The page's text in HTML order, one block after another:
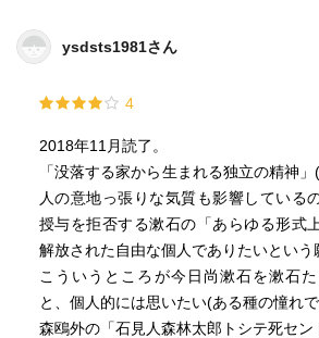
ysdsts1981さん
4
2018年11月読了。
「没落する家から生まれる独立の精神
人の意地っ張りな気質も影響している
授与を拒否する漱石の「あらゆる形式
解放された自由な個人でありたいという
こういうところが今日尚漱石を漱石
と、個人的には思いたい(ある種の憧れで
森鴎外の「石見人森林太郎トシテ死セン